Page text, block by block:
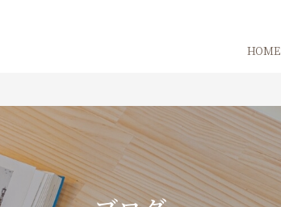
HOME